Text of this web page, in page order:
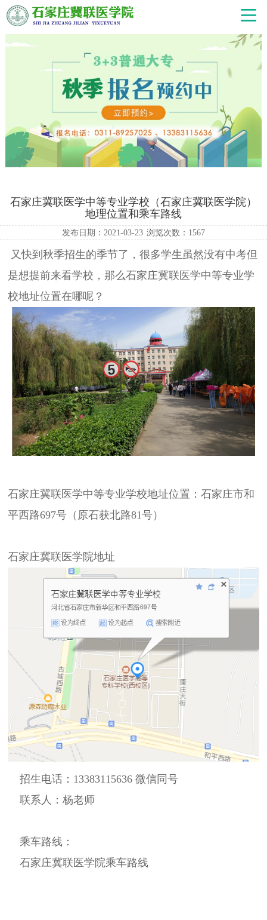
石家庄冀联医学中等专业学校（石家庄冀联医学院）
地理位置和乘车路线
发布日期：2021-03-23 浏览次数： 1567
又快到秋季招生的季节了，很多学生虽然没有中考但
是想提前来看学校，那么石家庄冀联医学中等专业学
校地址位置在哪呢？
石家庄冀联医学中等专业学校地址位置：石家庄市和
平西路697号（原石获北路81号）
石家庄冀联医学院地址
招生电话：13383115636 微信同号
联系人：杨老师
乘车路线：
石家庄冀联医学院乘车路线